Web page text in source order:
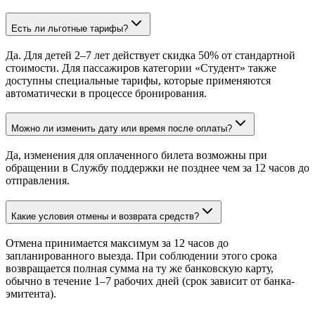
Есть ли льготные тарифы?
Да. Для детей 2–7 лет действует скидка 50% от стандартной
стоимости. Для пассажиров категории «Студент» также
доступны специальные тарифы, которые применяются
автоматически в процессе бронирования.
Можно ли изменить дату или время после оплаты?
Да, изменения для оплаченного билета возможны при
обращении в Службу поддержки не позднее чем за 12 часов до
отправления.
Какие условия отмены и возврата средств?
Отмена принимается максимум за 12 часов до
запланированного выезда. При соблюдении этого срока
возвращается полная сумма на ту же банковскую карту,
обычно в течение 1–7 рабочих дней (срок зависит от банка-
эмитента).